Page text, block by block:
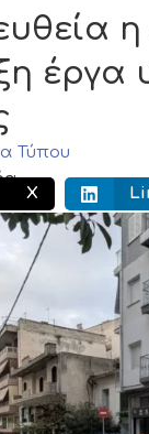
έργα
Τύπου
X